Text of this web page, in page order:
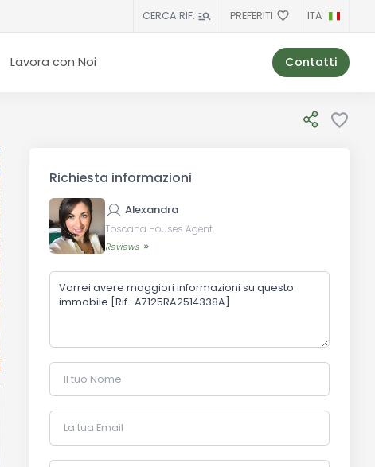
CERCA RIF. PREFERITI ITA
Lavora con Noi Contatti
Richiesta informazioni
Alexandra
Toscana Houses Agent
Reviews
Il tuo Nome
La tua Email